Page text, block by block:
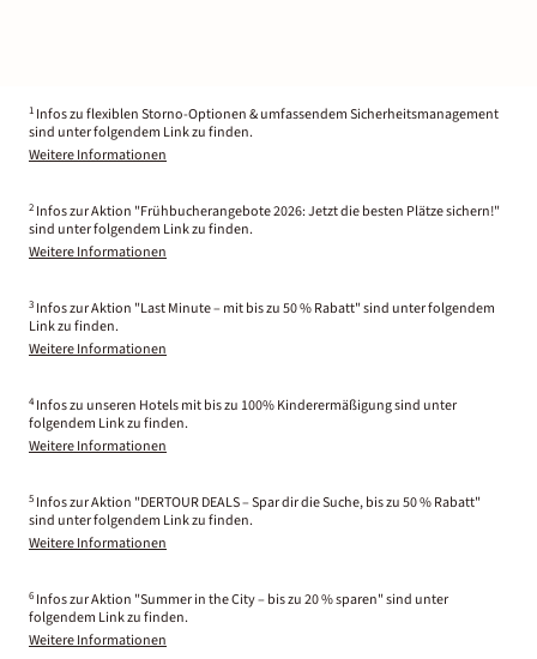
1 Infos zu flexiblen Storno-Optionen & umfassendem Sicherheitsmanagement
sind unter folgendem Link zu finden.
Weitere Informationen
2 Infos zur Aktion "Frühbucherangebote 2026: Jetzt die besten Plätze sichern!"
sind unter folgendem Link zu finden.
Weitere Informationen
3 Infos zur Aktion "Last Minute – mit bis zu 50 % Rabatt" sind unter folgendem
Link zu finden.
Weitere Informationen
4 Infos zu unseren Hotels mit bis zu 100% Kinderermäßigung sind unter
folgendem Link zu finden.
Weitere Informationen
5 Infos zur Aktion "DERTOUR DEALS – Spar dir die Suche, bis zu 50 % Rabatt"
sind unter folgendem Link zu finden.
Weitere Informationen
6 Infos zur Aktion "Summer in the City – bis zu 20 % sparen" sind unter
folgendem Link zu finden.
Weitere Informationen